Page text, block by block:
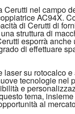
Cerutti nel campo
AC94X.
di Cerutti di
struttura di
esporrà anche
di effettuare
su rotocalco
tecnologie nel
e
tema,
al